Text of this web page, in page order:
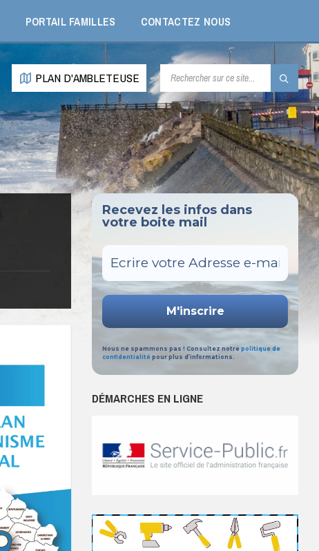
PORTAIL FAMILLES CONTACTEZ NOUS
PLAN D'AMBLETEUSE RECHERCHE:
Recevez les infos dans
votre boite mail
Nous ne spammons pas ! Consultez notre politique de
confidentialité pour plus d’informations.
DÉMARCHES EN LIGNE